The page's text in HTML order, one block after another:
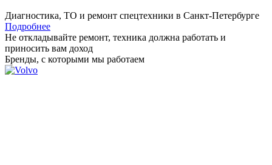
Диагностика, ТО и ремонт спецтехники в Санкт-Петербурге
Подробнее
Не откладывайте ремонт, техника должна работать и
приносить вам доход
Бренды, с которыми мы работаем